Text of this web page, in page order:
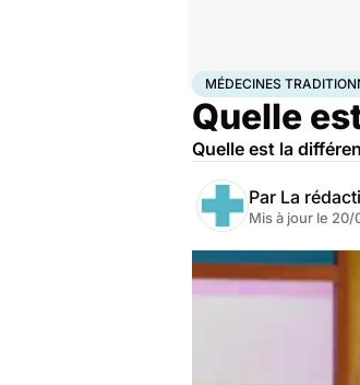
AccueilSantéMédecines
MÉDECINES
Quelle
Quelle est la
Par La
Mis à jour le 20/